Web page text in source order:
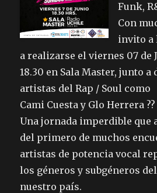
Funk,
Con
invito a
a realizarse el viernes 07 de
18.30 en Sala Master, junto a
artistas del Rap / Soul como
Cami Cuesta y Glo Herrera ??
Una jornada imperdible que
del primero de muchos
artistas de potencia vocal
los géneros y subgéneros
nuestro país.